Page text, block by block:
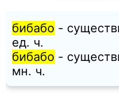
бибабо -
ед. ч.
бибабо -
мн. ч.